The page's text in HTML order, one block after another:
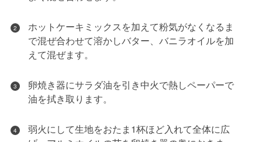
2
ホットケーキミックスを加えて粉気がなくなるま
で混ぜ合わせて溶かしバター、バニラオイルを加
えて混ぜます。
3
卵焼き器にサラダ油を引き中火で熱しペーパーで
油を拭き取ります。
4
弱火にして生地をおたま1杯ほど入れて全体に広